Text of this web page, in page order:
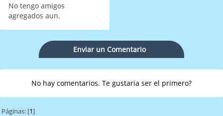
No tengo amigos
agregados aun.
Enviar un Comentario
No hay comentarios. Te gustaria ser el primero?
Páginas: [1]